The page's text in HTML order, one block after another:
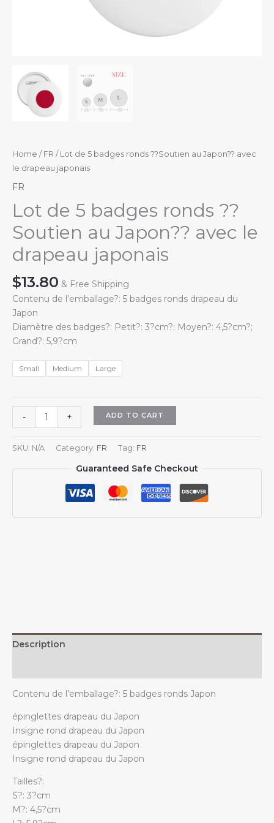
Home / FR / Lot de 5 badges ronds ??Soutien au Japon?? avec
le drapeau japonais
FR
Lot de 5 badges ronds ??
Soutien au Japon?? avec le
drapeau japonais
$13.80 & Free Shipping
Contenu de l’emballage?: 5 badges ronds drapeau du
Japon
Diamètre des badges?: Petit?: 3?cm?; Moyen?: 4,5?cm?;
Grand?: 5,9?cm
Small Medium Large
-
de
5
badges
ronds
+ ADD TO CART
SKU: N/A Category: FR Tag: FR
Guaranteed Safe Checkout
Description
Contenu de l’emballage?: 5 badges ronds Japon
épinglettes drapeau du Japon
Insigne rond drapeau du Japon
épinglettes drapeau du Japon
Insigne rond drapeau du Japon
Tailles?:
S?: 3?cm
M?: 4,5?cm